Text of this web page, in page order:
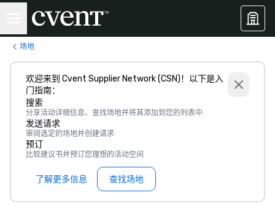
场地
欢迎来到 Cvent Supplier Network (CSN)！以下是入
门指南：
搜索
分享活动详细信息、查找场地并将其添加到您的列表中
发送请求
审阅选定的场地并创建请求
预订
比较建议书并预订您理想的活动空间
了解更多信息 查找场地